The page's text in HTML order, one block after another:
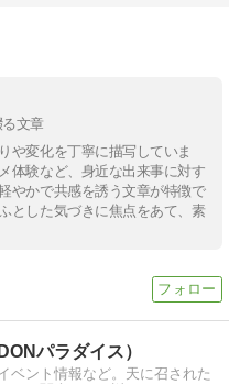
文章
や変化を丁寧に描写していま
体験など、身近な出来事に対す
やかで共感を誘う文章が特徴で
とした気づきに焦点をあて、素
パラダイス）
ベント情報など。天に召された